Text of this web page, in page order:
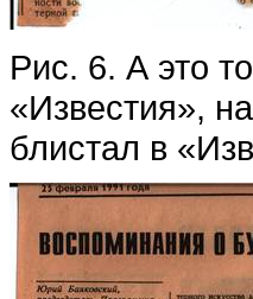
Рис. 6. А это
«Известия»,
блистал в